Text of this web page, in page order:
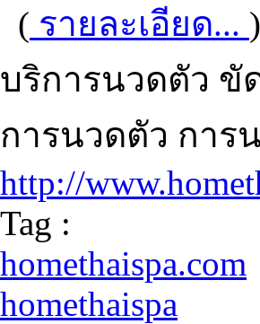
( รายละเอียด... )
บริการนวดตัว ขั
การนวดตัว การ
http://
Tag :
homethaispa.com
homethaispa